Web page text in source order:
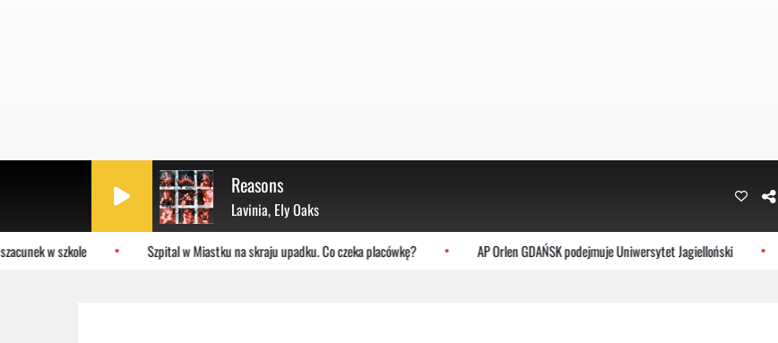
Reasons
Lavinia, Ely Oaks
w szkole Szpital w Miastku na skraju upadku. Co czeka placówkę? AP Orlen GDAŃSK podejmuje Uniwersytet Jagielloński